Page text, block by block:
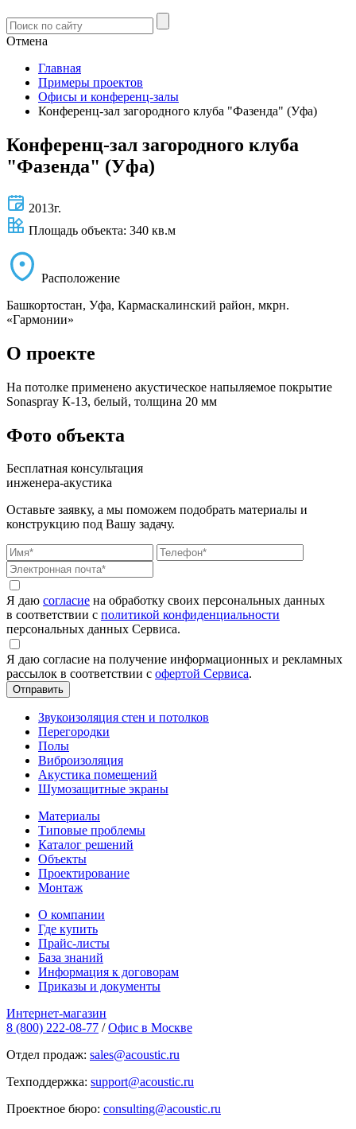
Отмена
Главная
Примеры проектов
Офисы и конференц-залы
Конференц-зал загородного клуба "Фазенда" (Уфа)
Конференц-зал загородного клуба
"Фазенда" (Уфа)
2013г.
Площадь объекта: 340 кв.м
Расположение
Башкортостан, Уфа, Кармаскалинский район, мкрн.
«Гармонии»
О проекте
На потолке применено акустическое напыляемое покрытие
Sonaspray К-13, белый, толщина 20 мм
Фото объекта
Бесплатная консультация
инженера-акустика
Оставьте заявку, а мы поможем подобрать материалы и
конструкцию под Вашу задачу.
Я даю согласие на обработку своих персональных данных
в соответствии с политикой конфиденциальности
персональных данных Сервиса.
Я даю согласие на получение информационных и рекламных
рассылок в соответствии с офертой Сервиса.
Звукоизоляция стен и потолков
Перегородки
Полы
Виброизоляция
Акустика помещений
Шумозащитные экраны
Материалы
Типовые проблемы
Каталог решений
Объекты
Проектирование
Монтаж
О компании
Где купить
Прайс-листы
База знаний
Информация к договорам
Приказы и документы
Интернет-магазин
8 (800) 222-08-77 / Офис в Москве
Отдел продаж: sales@acoustic.ru
Техподдержка: support@acoustic.ru
Проектное бюро: consulting@acoustic.ru